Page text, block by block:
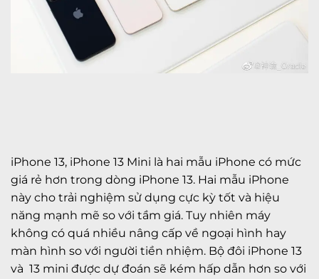
iPhone 13, iPhone 13 Mini là hai mẫu iPhone có mức
giá rẻ hơn trong dòng iPhone 13. Hai mẫu iPhone
này cho trải nghiệm sử dụng cực kỳ tốt và hiệu
năng mạnh mẽ so với tầm giá. Tuy nhiên máy
không có quá nhiều nâng cấp về ngoại hình hay
màn hình so với người tiền nhiệm. Bộ đôi iPhone 13
và 13 mini được dự đoán sẽ kém hấp dẫn hơn so với